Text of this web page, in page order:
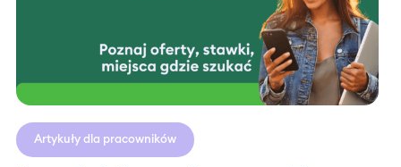
Artykuły dla pracowników